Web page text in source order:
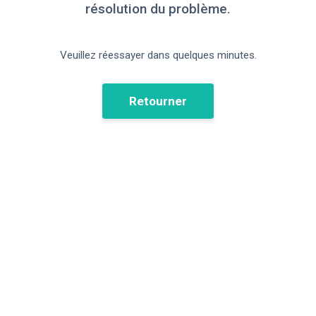
résolution du problème.
Veuillez réessayer dans quelques minutes.
Retourner